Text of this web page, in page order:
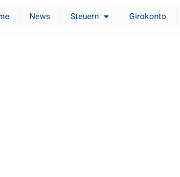
News Steuern Girokonto